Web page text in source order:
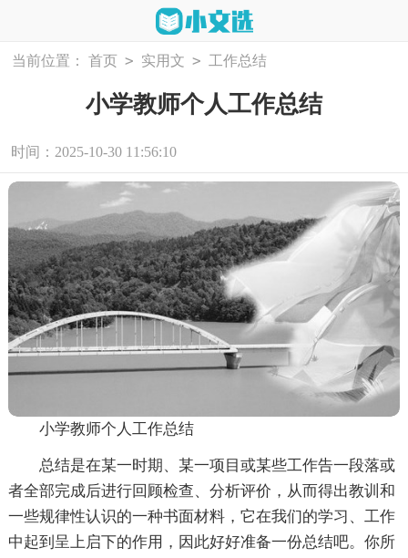
当前位置： 首页 > 实用文 > 工作总结
小学教师个人工作总结
时间：2025-10-30 11:56:10
小学教师个人工作总结
总结是在某一时期、某一项目或某些工作告一段落或
者全部完成后进行回顾检查、分析评价，从而得出教训和
一些规律性认识的一种书面材料，它在我们的学习、工作
中起到呈上启下的作用，因此好好准备一份总结吧。你所